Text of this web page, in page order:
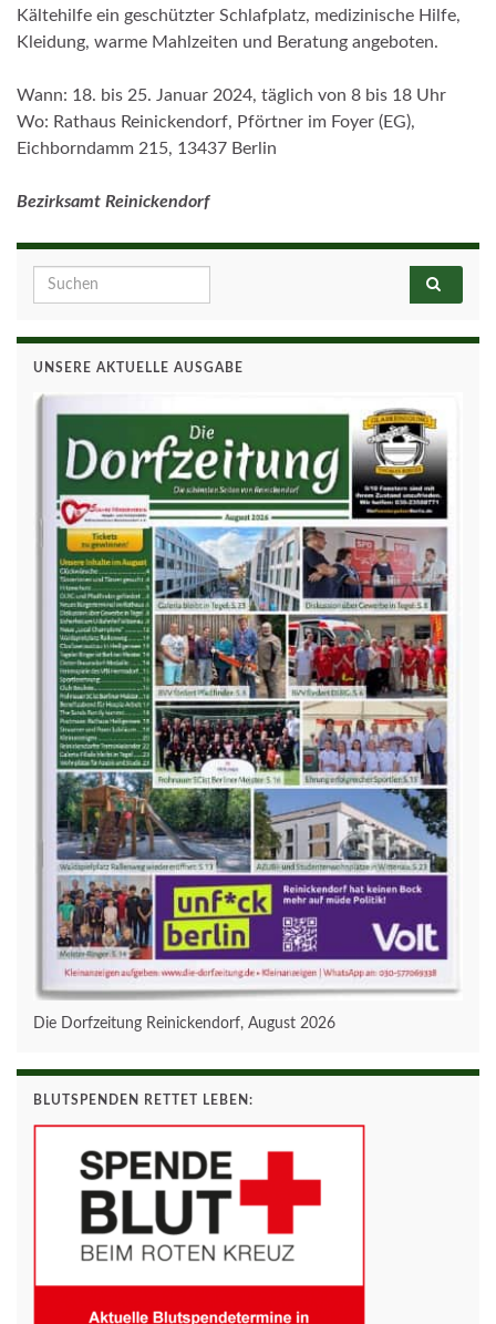
Kältehilfe ein geschützter Schlafplatz, medizinische Hilfe,
Kleidung, warme Mahlzeiten und Beratung angeboten.
Wann: 18. bis 25. Januar 2024, täglich von 8 bis 18 Uhr
Wo: Rathaus Reinickendorf, Pförtner im Foyer (EG),
Eichborndamm 215, 13437 Berlin
Bezirksamt Reinickendorf
Search for:
UNSERE AKTUELLE AUSGABE
Die Dorfzeitung Reinickendorf, August 2026
BLUTSPENDEN RETTET LEBEN: